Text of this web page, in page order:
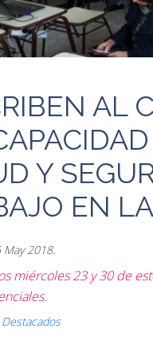
AL
Y
EN
May 2018.
miércoles 23 y 30 de
Destacados